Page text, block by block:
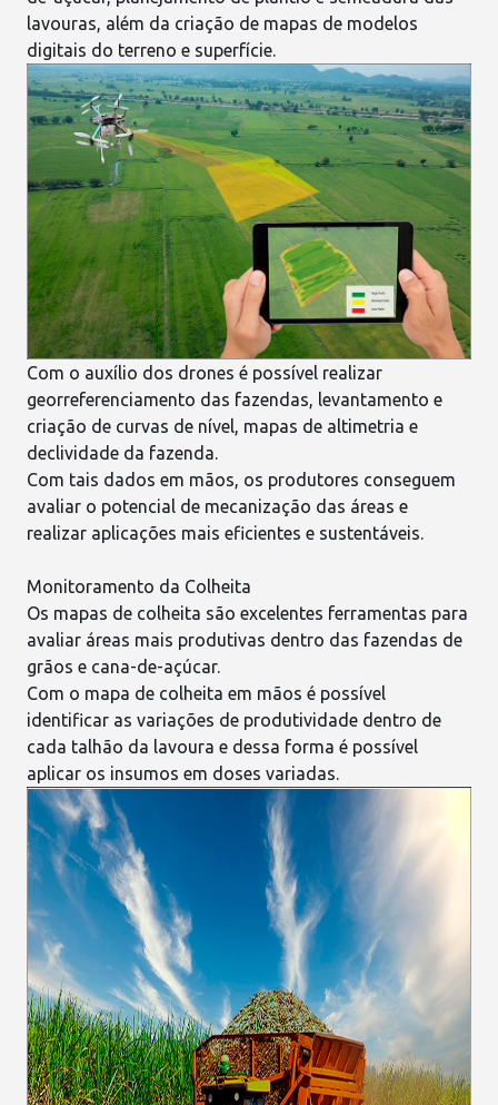
lavouras, além da criação de mapas de modelos
digitais do terreno e superfície.
Com o auxílio dos drones é possível realizar
georreferenciamento das fazendas, levantamento e
criação de curvas de nível, mapas de altimetria e
declividade da fazenda.
Com tais dados em mãos, os produtores conseguem
avaliar o potencial de mecanização das áreas e
realizar aplicações mais eficientes e sustentáveis.
Monitoramento da Colheita
Os mapas de colheita são excelentes ferramentas para
avaliar áreas mais produtivas dentro das fazendas de
grãos e cana-de-açúcar.
Com o mapa de colheita em mãos é possível
identificar as variações de produtividade dentro de
cada talhão da lavoura e dessa forma é possível
aplicar os insumos em doses variadas.